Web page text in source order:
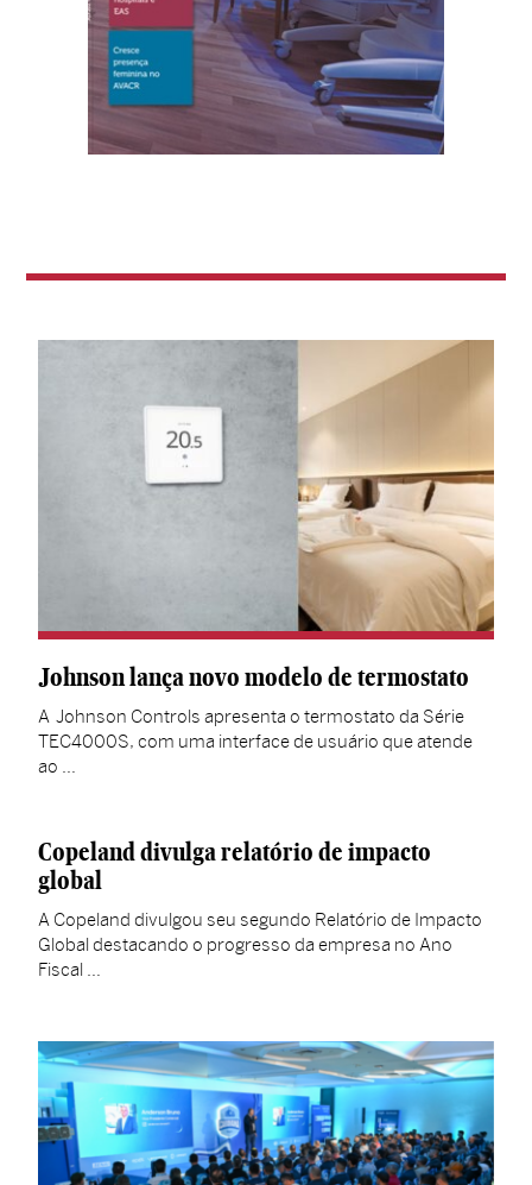
Johnson lança novo modelo de termostato
A Johnson Controls apresenta o termostato da Série
TEC4000S, com uma interface de usuário que atende
ao …
Copeland divulga relatório de impacto
global
A Copeland divulgou seu segundo Relatório de Impacto
Global destacando o progresso da empresa no Ano
Fiscal …